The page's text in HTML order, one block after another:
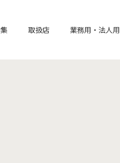
取扱店 業務用・法人用